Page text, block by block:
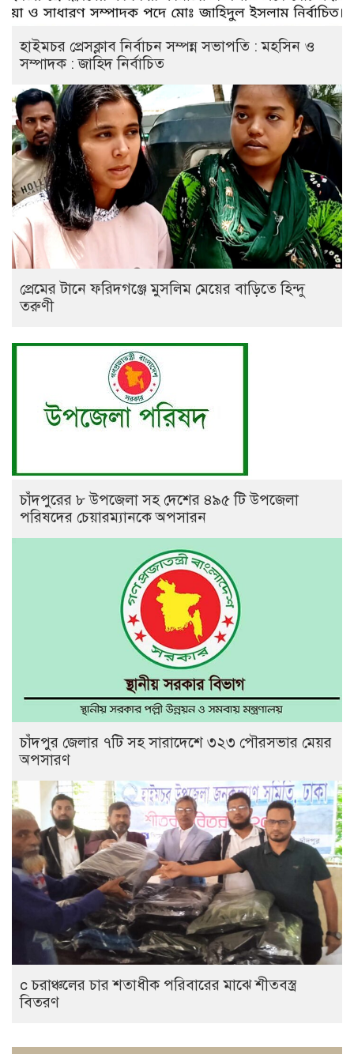
হাইমচর প্রেসক্লাব নির্বাচন সম্পন্ন সভাপতি : মহসিন ও
সম্পাদক : জাহিদ নির্বাচিত
প্রেমের টানে ফরিদগঞ্জে মুসলিম মেয়ের বাড়িতে হিন্দু
তরুণী
চাঁদপুরের ৮ উপজেলা সহ দেশের ৪৯৫ টি উপজেলা
পরিষদের চেয়ারম্যানকে অপসারন
চাঁদপুর জেলার ৭টি সহ সারাদেশে ৩২৩ পৌরসভার মেয়র
অপসারণ
c চরাঞ্চলের চার শতাধীক পরিবারের মাঝে শীতবস্ত্র
বিতরণ